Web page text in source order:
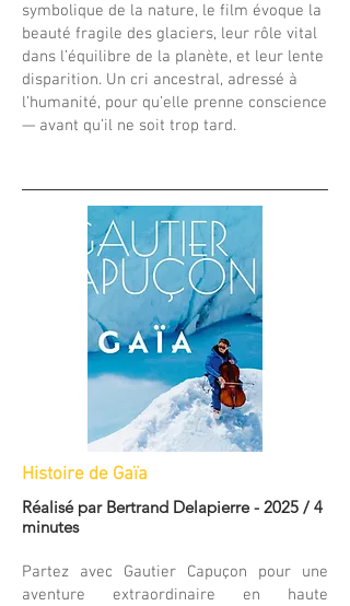
symbolique de la nature, le film évoque la
beauté fragile des glaciers, leur rôle vital
dans l’équilibre de la planète, et leur lente
disparition. Un cri ancestral, adressé à
l’humanité, pour qu’elle prenne conscience
— avant qu’il ne soit trop tard.
Histoire de Gaïa
Réalisé par Bertrand Delapierre - 2025 / 4
minutes
Partez avec Gautier Capuçon pour une
aventure extraordinaire en haute